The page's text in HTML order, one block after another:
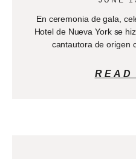
En ceremonia de gala,
Hotel de Nueva York se
cantautora de origen
READ